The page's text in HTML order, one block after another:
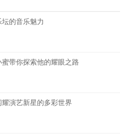
的音乐魅力
带你探索他的耀眼之路
演艺新星的多彩世界